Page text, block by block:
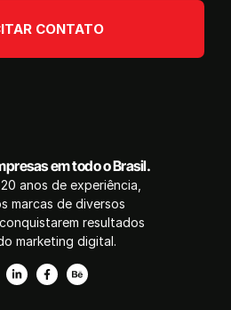
CONTATO
em todo o Brasil.
anos de experiência,
marcas de diversos
resultados
marketing digital.